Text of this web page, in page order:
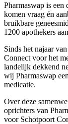
Pharmaswap is
komen vraag én
bruikbare
1200 apothekers
Sinds het najaar
Connect voor het
landelijk dekkend
wij Pharmaswap
medicatie.
Over deze
oprichters van
voor Schotpoort